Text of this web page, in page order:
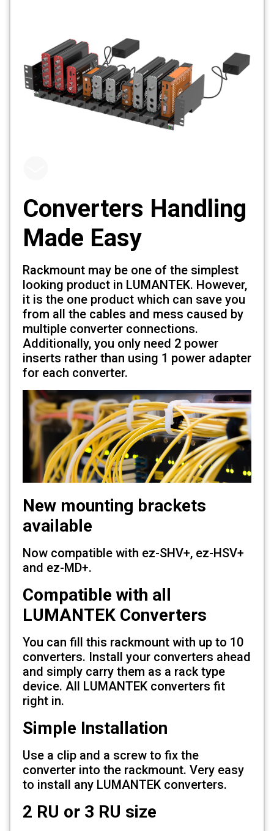
Converters Handling
Made Easy
Rackmount may be one of the simplest
looking product in LUMANTEK. However,
it is the one product which can save you
from all the cables and mess caused by
multiple converter connections.
Additionally, you only need 2 power
inserts rather than using 1 power adapter
for each converter.
New mounting brackets
available
Now compatible with ez-SHV+, ez-HSV+
and ez-MD+.
Compatible with all
LUMANTEK Converters
You can fill this rackmount with up to 10
converters. Install your converters ahead
and simply carry them as a rack type
device. All LUMANTEK converters fit
right in.
Simple Installation
Use a clip and a screw to fix the
converter into the rackmount. Very easy
to install any LUMANTEK converters.
2 RU or 3 RU size